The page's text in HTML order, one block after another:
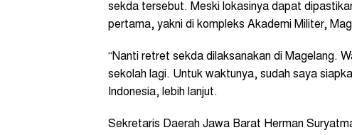
sekda tersebut. Meski lokasinya dapat
pertama, yakni di kompleks Akademi Militer,
“Nanti retret sekda dilaksanakan di Magelang.
sekolah lagi. Untuk waktunya, sudah saya
Indonesia, lebih lanjut.
Sekretaris Daerah Jawa Barat Herman